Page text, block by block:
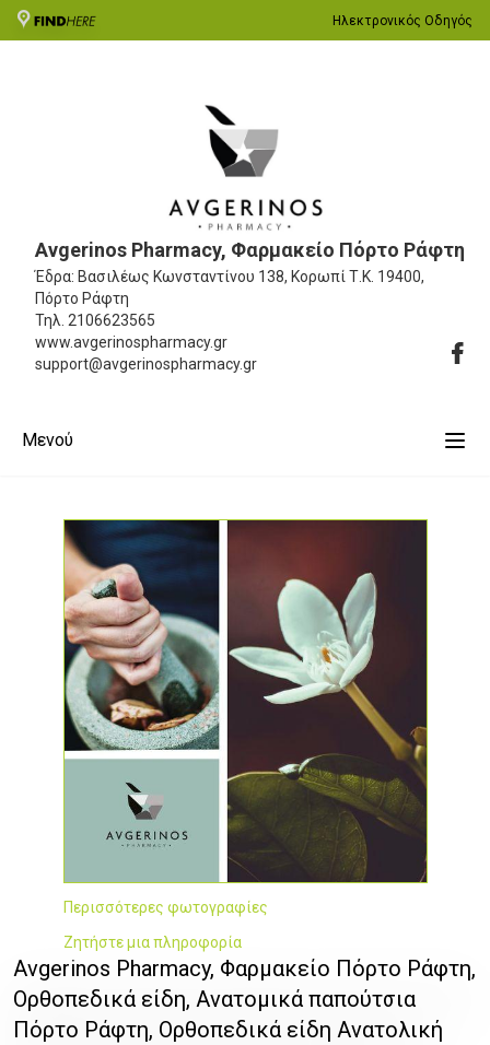
Ηλεκτρονικός Οδηγός
Avgerinos Pharmacy, Φαρμακείο Πόρτο Ράφτη
Έδρα: Βασιλέως Κωνσταντίνου 138, Κορωπί Τ.Κ. 19400,
Πόρτο Ράφτη
Τηλ. 2106623565
www.avgerinospharmacy.gr
support@avgerinospharmacy.gr
Μενού
Περισσότερες φωτογραφίες
Ζητήστε μια πληροφορία
Avgerinos Pharmacy, Φαρμακείο Πόρτο Ράφτη,
Ορθοπεδικά είδη, Ανατομικά παπούτσια
Πόρτο Ράφτη, Ορθοπεδικά είδη Ανατολική